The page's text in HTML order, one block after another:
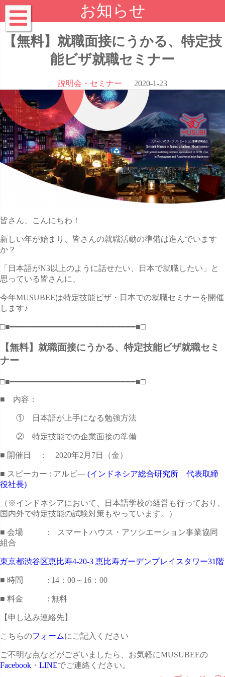
お知らせ
【無料】就職面接にうかる、特定技
能ビザ就職セミナー
説明会・セミナー 2020-1-23
皆さん、こんにちわ！
新しい年が始まり、皆さんの就職活動の準備は進んでいます
か？
「日本語がN3以上のように話せたい、日本で就職したい」と
思っている皆さんに、
今年MUSUBEEは特定技能ビザ・日本での就職セミナーを開催
します♪
□■━━━━━━━━━━━━━━━━━━━━━━━━━■□
【無料】就職面接にうかる、特定技能ビザ就職セミ
ナー
□■━━━━━━━━━━━━━━━━━━━━━━━━━■□
■ 内容：
① 日本語が上手になる勉強方法
② 特定技能での企業面接の準備
■ 開催日 ： 2020年2月7日（金）
■ スピーカー : アルビ― (インドネシア総合研究所 代表取締
役社長)
（※インドネシアにおいて、日本語学校の経営も行っており、
国内外で特定技能の試験対策もやっています。）
■ 会場 : スマートハウス・アソシエーション事業協同
組合
東京都渋谷区恵比寿4-20-3 恵比寿ガーデンプレイスタワー31階
■ 時間 : 14：00～16：00
■ 料金 : 無料
【申し込み連絡先】
こちらのフォームにご記入ください
ご不明な点などがございましたら、お気軽にMUSUBEEの
Facebook ・ LINEでご連絡ください。